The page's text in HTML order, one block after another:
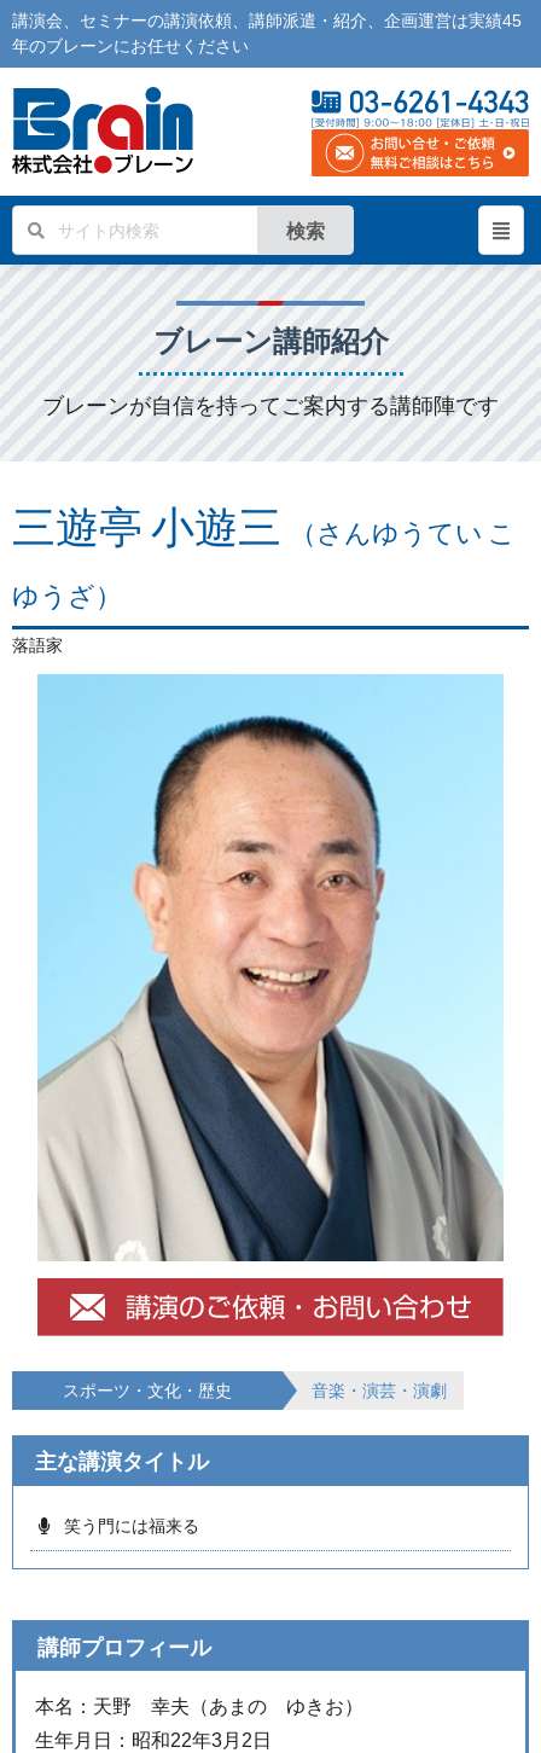
講演会 セミナーの講演依頼 講師派遣 ・紹介、企画運営は実績45
年のブレーンにお任せください
検索
ブレーン講師紹介
ブレーンが自信を持ってご案内する講師陣です
三遊亭 小遊三
（さんゆうてい こ
ゆうざ）
落語家
スポーツ・文化・歴史 音楽・演芸・演劇
主な講演タイトル
笑う門には福来る
講師プロフィール
本名：天野 幸夫（あまの ゆきお）
生年月日：昭和22年3月2日